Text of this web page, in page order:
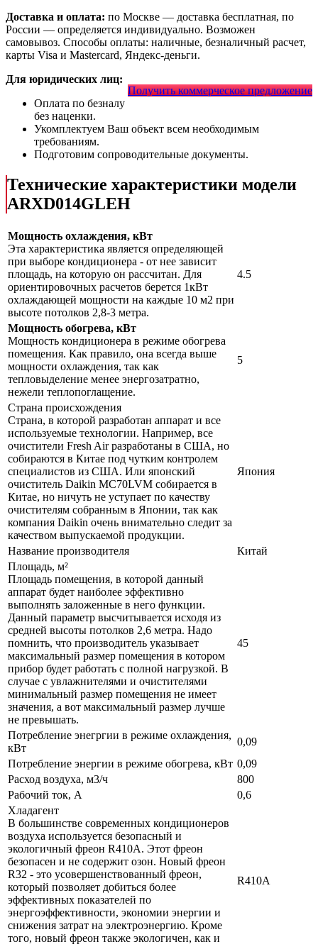
Доставка и оплата: по Москве — доставка бесплатная, по
России — определяется индивидуально. Возможен
самовывоз. Способы оплаты: наличные, безналичный расчет,
карты Visa и Mastercard, Яндекс-деньги.
Получить коммерческое предложение
Для юридических лиц:
Оплата по безналу
без наценки.
Укомплектуем Ваш объект всем необходимым
требованиям.
Подготовим сопроводительные документы.
Технические характеристики модели
ARXD014GLEH
Мощность охлаждения, кВт
Эта характеристика является определяющей
при выборе кондиционера - от нее зависит
площадь, на которую он рассчитан. Для
ориентировочных расчетов берется 1кВт
охлаждающей мощности на каждые 10 м2 при
высоте потолков 2,8-3 метра.
4.5
Мощность обогрева, кВт
Мощность кондиционера в режиме обогрева
помещения. Как правило, она всегда выше
мощности охлаждения, так как
тепловыделение менее энергозатратно,
нежели теплопоглащение.
5
Страна происхождения
Страна, в которой разработан аппарат и все
используемые технологии. Например, все
очистители Fresh Air разработаны в США, но
собираются в Китае под чутким контролем
специалистов из США. Или японский
очиститель Daikin MC70LVM собирается в
Китае, но ничуть не уступает по качеству
очистителям собранным в Японии, так как
компания Daikin очень внимательно следит за
качеством выпускаемой продукции.
Япония
Название производителя
Китай
Площадь, м²
Площадь помещения, в которой данный
аппарат будет наиболее эффективно
выполнять заложенные в него функции.
Данный параметр высчитывается исходя из
средней высоты потолков 2,6 метра. Надо
помнить, что производитель указывает
максимальный размер помещения в котором
прибор будет работать с полной нагрузкой. В
случае с увлажнителями и очистителями
минимальный размер помещения не имеет
значения, а вот максимальный размер лучше
не превышать.
45
Потребление энегргии в режиме охлаждения,
кВт
0,09
Потребление энергии в режиме обогрева, кВт 0,09
Расход воздуха, м3/ч
800
Рабочий ток, А
0,6
Хладагент
В большинстве современных кондиционеров
воздуха используется безопасный и
экологичный фреон R410A. Этот фреон
безопасен и не содержит озон. Новый фреон
R32 - это усовершенствованный фреон,
который позволяет добиться более
эффективных показателей по
энергоэффективности, экономии энергии и
снижения затрат на электроэнергию. Кроме
того, новый фреон также экологичен, как и
R410A